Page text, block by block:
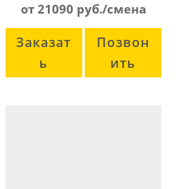
от 21090 руб./смена
Заказат
ь
Позвон
ить